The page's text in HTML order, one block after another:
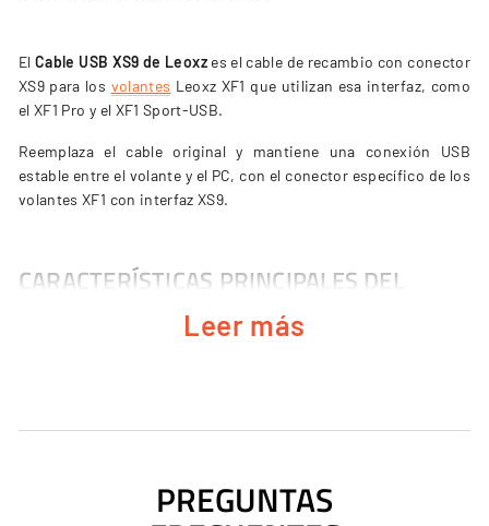
ElCable USB XS9 de Leoxzes el cable de recambio con conector
XS9 para los volantes Leoxz XF1 que utilizan esa interfaz, como
el XF1 Pro y el XF1 Sport-USB.
Reemplaza el cable original y mantiene una conexión USB
estable entre el volante y el PC, con el conector específico de los
volantes XF1 con interfaz XS9.
CARACTERÍSTICAS PRINCIPALES DEL
Sport-USB).
Conexión estable entre el volante y el ordenador.
Leer más
PREGUNTAS